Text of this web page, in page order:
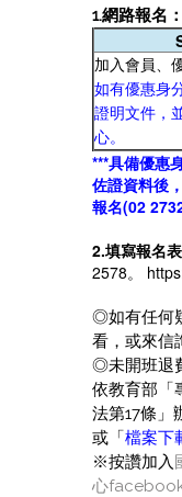
1.網路報名：
加入會員、
如有優惠身
證明文件，
心。
***具備優惠
佐證資料後
報名(02
2.填寫報名
2578。
◎如有任何
看，或來信
◎未開班退
依教育部「
法第17條」
或「檔案下
※按讚加入
心